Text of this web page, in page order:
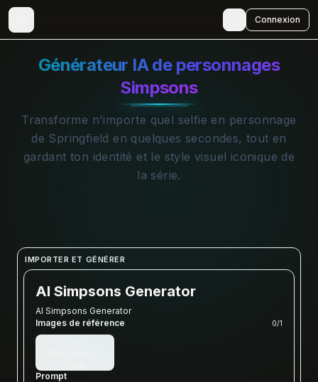
Connexion
Générateur IA de personnages
Simpsons
Transforme n'importe quel selfie en personnage
de Springfield en quelques secondes, tout en
gardant ton identité et le style visuel iconique de
la série.
IMPORTER ET GÉNÉRER
AI Simpsons Generator
AI Simpsons Generator
Images de référence
0/1
Prompt